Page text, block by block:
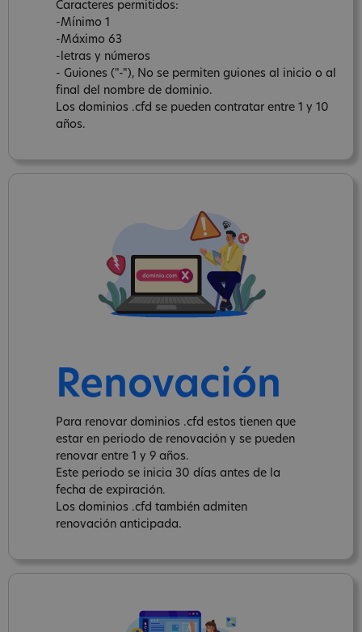
Caracteres permitidos:
-Mínimo 1
-Máximo 63
-letras y números
- Guiones ("-"), No se permiten guiones al inicio o al
final del nombre de dominio.
Los dominios .cfd se pueden contratar entre 1 y 10
años.
Renovación
Para renovar dominios .cfd estos tienen que
estar en periodo de renovación y se pueden
renovar entre 1 y 9 años.
Este periodo se inicia 30 días antes de la
fecha de expiración.
Los dominios .cfd también admiten
renovación anticipada.